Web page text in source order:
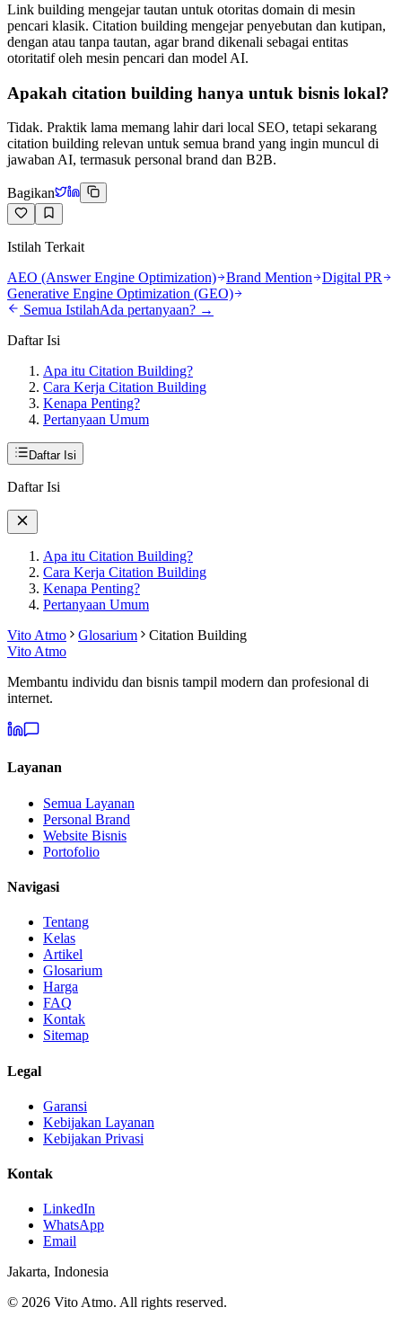
Link building mengejar tautan untuk otoritas domain di mesin
pencari klasik. Citation building mengejar penyebutan dan kutipan,
dengan atau tanpa tautan, agar brand dikenali sebagai entitas
otoritatif oleh mesin pencari dan model AI.
Apakah citation building hanya untuk bisnis lokal?
Tidak. Praktik lama memang lahir dari local SEO, tetapi sekarang
citation building relevan untuk semua brand yang ingin muncul di
jawaban AI, termasuk personal brand dan B2B.
Bagikan
Istilah Terkait
AEO (Answer Engine Optimization)
Brand Mention
Digital PR
Generative Engine Optimization (GEO)
Semua IstilahAda pertanyaan? →
Daftar Isi
Apa itu Citation Building?
Cara Kerja Citation Building
Kenapa Penting?
Pertanyaan Umum
Daftar Isi
Daftar Isi
Apa itu Citation Building?
Cara Kerja Citation Building
Kenapa Penting?
Pertanyaan Umum
Vito Atmo
Glosarium
Citation Building
Vito Atmo
Membantu individu dan bisnis tampil modern dan profesional di
internet.
Layanan
Semua Layanan
Personal Brand
Website Bisnis
Portofolio
Navigasi
Tentang
Kelas
Artikel
Glosarium
Harga
FAQ
Kontak
Sitemap
Legal
Garansi
Kebijakan Layanan
Kebijakan Privasi
Kontak
LinkedIn
WhatsApp
Email
Jakarta, Indonesia
© 2026 Vito Atmo. All rights reserved.